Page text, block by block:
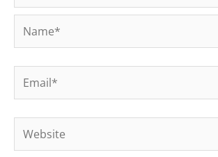
Name*
Email*
Website